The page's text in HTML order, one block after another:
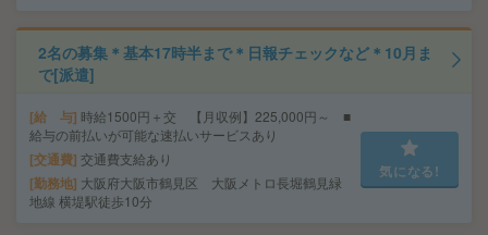
2名の募集＊基本17時半まで＊日報チェックなど＊10月ま
で[派遣]
給 与 時給1500円＋交 【月収例】225,000円～ ■
給与の前払いが可能な速払いサービスあり
交通費 交通費支給あり
勤務地 大阪府大阪市鶴見区 大阪メトロ長堀鶴見緑
地線 横堤駅徒歩10分
気になる!